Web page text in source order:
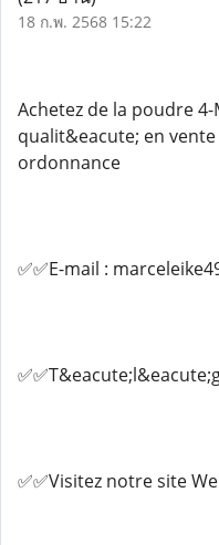
18 ก.พ. 2568 15:22
Achetez de la poudre 4-
qualit&eacute; en
ordonnance
✅✅E-mail :
✅✅Visitez notre site